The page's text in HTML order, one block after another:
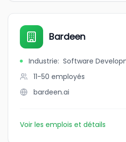
Bardeen
Industrie: Software
11-50 employés
bardeen.ai
Voir les emplois et détails